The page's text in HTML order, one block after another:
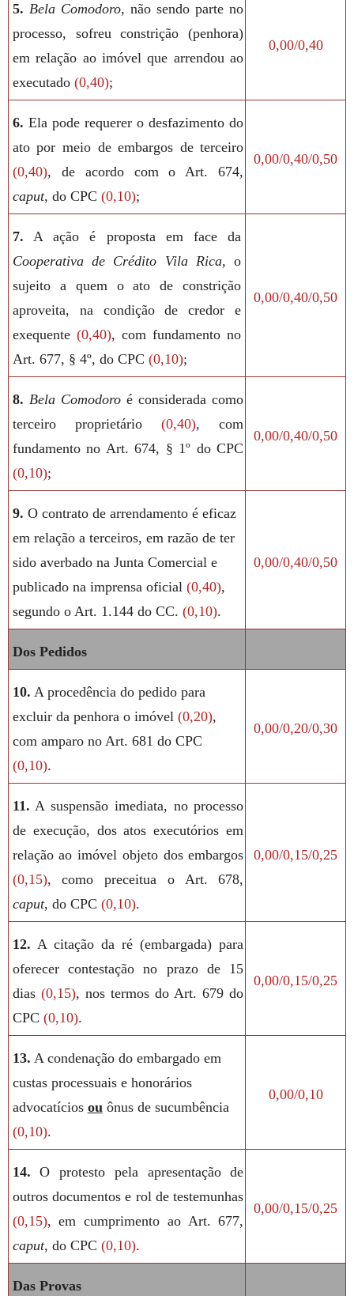
5. Bela Comodoro, não sendo parte no
processo, sofreu constrição (penhora)
em relação ao imóvel que arrendou ao
executado (0,40);
0,00/0,40
6. Ela pode requerer o desfazimento do
ato por meio de embargos de terceiro
(0,40), de acordo com o Art. 674,
caput, do CPC (0,10);
0,00/0,40/0,50
7. A ação é proposta em face da
Cooperativa de Crédito Vila Rica, o
sujeito a quem o ato de constrição
aproveita, na condição de credor e
exequente (0,40), com fundamento no
Art. 677, § 4º, do CPC (0,10);
0,00/0,40/0,50
8. Bela Comodoroé considerada como
terceiro proprietário(0,40), com
fundamento no Art. 674, § 1º do CPC
(0,10);
0,00/0,40/0,50
9. O contrato de arrendamento é eficaz
em relação a terceiros, em razão de ter
sido averbado na Junta Comercial e
publicado na imprensa oficial (0,40),
segundo o Art. 1.144 do CC. (0,10).
0,00/0,40/0,50
Dos Pedidos
10. A procedência do pedido para
excluir da penhora o imóvel (0,20),
com amparo no Art. 681 do CPC
(0,10).
0,00/0,20/0,30
11. A suspensão imediata, no processo
de execução, dos atos executórios em
relação ao imóvel objeto dos embargos
(0,15), como preceitua o Art. 678,
caput, do CPC (0,10).
0,00/0,15/0,25
12. A citação da ré (embargada) para
oferecer contestação no prazo de 15
dias (0,15), nos termos do Art. 679 do
CPC (0,10).
0,00/0,15/0,25
13. A condenação do embargado em
custas processuais e honorários
advocatícios ouônus de sucumbência
(0,10).
0,00/0,10
14. O protesto pela apresentação de
outros documentos e rol de testemunhas
(0,15), em cumprimento ao Art. 677,
caput, do CPC (0,10).
0,00/0,15/0,25
Das Provas